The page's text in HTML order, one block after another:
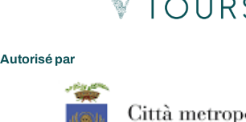
Autorisé par